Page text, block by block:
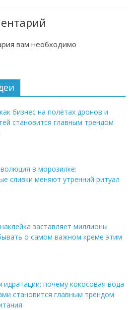
вам необходимо
бизнес на полётах дронов и
становится главным трендом
в морозилке:
сливки меняют утренний ритуал
заставляет миллионы
о самом важном креме этим
почему кокосовая вода
становится главным трендом